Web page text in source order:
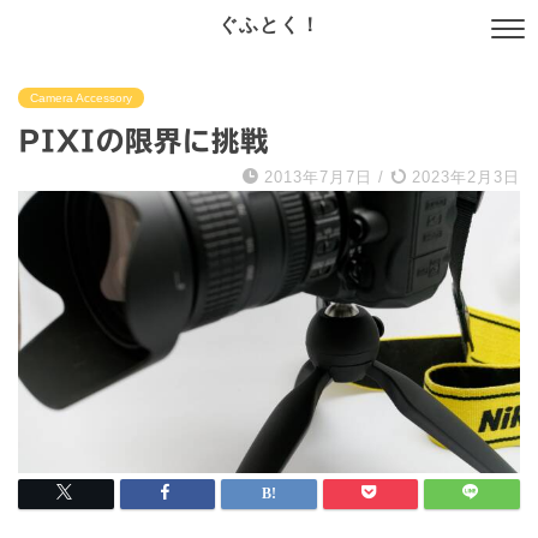
ぐふとく！
Camera Accessory
PIXIの限界に挑戦
2013年7月7日 / 2023年2月3日